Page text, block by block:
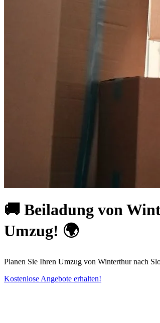
🚚 Beiladung von
Umzug! 🌍
Planen Sie Ihren Umzug von Winterthur nach
Kostenlose Angebote erhalten!